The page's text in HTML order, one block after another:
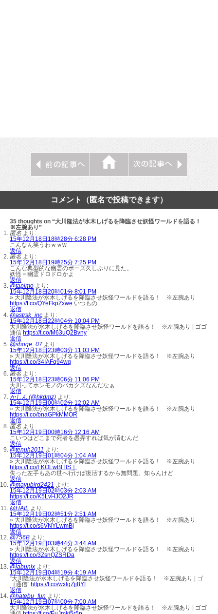
コメント（匿名で投稿できます）
35 thoughts on “大川隆法が水木しげるを降臨させ妖怪ワールドを語る！
※左腕あり”
匿名 より:
15年12月18日18時28分 6:28 PM
こんなん笑うわｗｗw
返信
匿名 より:
15年12月18日19時25分 7:25 PM
こんな典型的な幽霊のポーズ久しぶりに見た。
妖怪＝幽霊ドロドロかよ
返信
@tapimo より:
15年12月18日20時01分 8:01 PM
» 大川隆法が水木しげるを降臨させ妖怪ワールドを語る！ ※左腕あり
https://t.co/QYeFkpZxwe いつもの
返信
@astrsk_inc より:
15年12月18日22時04分 10:04 PM
大川隆法が水木しげるを降臨させ妖怪ワールドを語る！ ※左腕あり | ゴゴ
通信 https://t.co/M63uQ2Bvny
返信
@shoge_07 より:
15年12月18日23時03分 11:03 PM
» 大川隆法が水木しげるを降臨させ妖怪ワールドを語る！ ※左腕あり
https://t.co/34IAFq94wq
返信
匿名 より:
15年12月18日23時06分 11:06 PM
大川ってホンモノのバカクズなんだなぁ
返信
かしん (@hkdmz) より:
15年12月19日00時02分 12:02 AM
» 大川隆法が水木しげるを降臨させ妖怪ワールドを語る！ ※左腕あり
https://t.co/bnaGPkMMOR
返信
匿名 より:
15年12月19日00時16分 12:16 AM
こいつはどこまで死者を愚弄すれば気が済むんだ
返信
@tenuh2011 より:
15年12月19日01時04分 1:04 AM
» 大川隆法が水木しげるを降臨させ妖怪ワールドを語る！ ※左腕あり
https://t.co/FKOLwBlTlS｜
失った左手もあの世へ行けば復活するから無問題。知らんけど
返信
@mayubird2421 より:
15年12月19日02時03分 2:03 AM
https://t.co/K5LvHJO2JR
返信
@HAIL より:
15年12月19日02時51分 2:51 AM
» 大川隆法が水木しげるを降臨させ妖怪ワールドを語る！ ※左腕あり
https://t.co/s6VNYLwmBj
返信
@756B より:
15年12月19日03時44分 3:44 AM
» 大川隆法が水木しげるを降臨させ妖怪ワールドを語る！ ※左腕あり
https://t.co/3ZsnQZSRDa
返信
@labunix より:
15年12月19日04時19分 4:19 AM
“大川隆法が水木しげるを降臨させ妖怪ワールドを語る！ ※左腕あり | ゴ
ゴ通信” https://t.co/wxlqZjj8Yf
返信
@hatebu_fun より:
15年12月19日07時00分 7:00 AM
大川隆法が水木しげるを降臨させ妖怪ワールドを語る！ ※左腕あり | ゴゴ